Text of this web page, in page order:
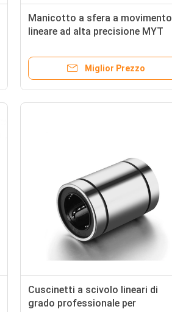
Manicotto a sfera a movimento
lineare ad alta precisione MYT
Miglior Prezzo
Cuscinetti a scivolo lineari di
grado professionale per